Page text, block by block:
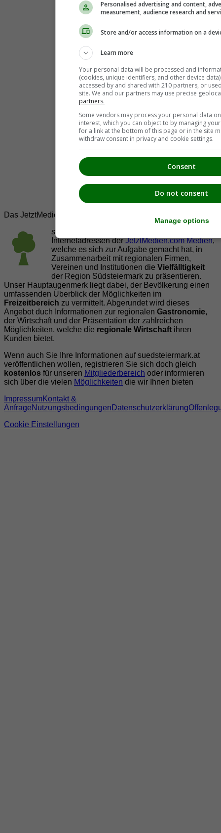
Das JetztMedien.com Medien Netzwerk
suedsteiermark.at ist eine von vielen
Internetadressen derJetztMedien.com Medien,
welche es sich zur Aufgabe gemacht hat, in
Zusammenarbeit mit regionalen Firmen,
Vereinen und Institutionen die Vielfälltigkeit
der Region Südsteiermark zu präsentieren.
Unser Hauptaugenmerk liegt dabei, der Bevölkerung einen
umfassenden Überblick der Möglichkeiten im
Freizeitbereich zu vermittelt. Abgerundet wird dieses
Angebot duch Informationen zur regionalen Gastronomie,
der Wirtschaft und der Präsentation der zahlreichen
Möglichkeiten, welche die regionale Wirtschaft ihren
Kunden bietet.
Wenn auch Sie Ihre Informationen auf suedsteiermark.at
veröffentlichen wollen, registrieren Sie sich doch gleich
kostenlos für unseren Mitgliederbereich oder informieren
sich über die vielen Möglichkeiten die wir Ihnen bieten
ImpressumKontakt &
AnfrageNutzungsbedingungen Datenschutzerklärung
Cookie Einstellungen
Personalised advertising and content,
measurement, audience research and
Store and/or access information on a
Learn more
Your personal data will be processed and
(cookies, unique identifiers, and other device
accessed by and shared with 210 partners, or
site. We and our partners may use precise
partners.
Some vendors may process your personal data
interest, which you can object to by managing
for a link at the bottom of this page or in the site
withdraw consent in privacy and cookie settings.
Consent
Do not consent
Manage options